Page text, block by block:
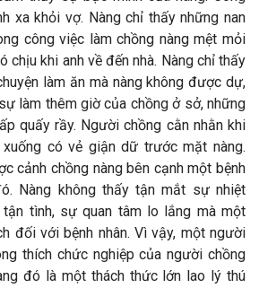
xa khỏi vợ. Nàng chỉ thấy những nan
công việc làm chồng nàng mệt mỏi
chịu khi anh về đến nhà. Nàng chỉ thấy
làm ăn mà nàng không được dự,
làm thêm giờ của chồng ở sở, những
quấy rầy. Người chồng cằn nhằn khi
có vẻ giận dữ trước mặt nàng.
cảnh chồng nàng bên cạnh một bệnh
Nàng không thấy tận mắt sự nhiệt
tình, sự quan tâm lo lắng mà một
đối với bệnh nhân. Vì vậy, một người
thích chức nghiệp của người chồng
đó là một thách thức lớn lao lý thú